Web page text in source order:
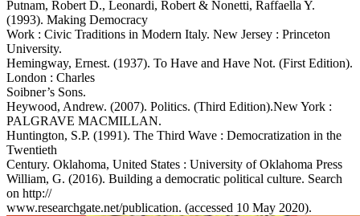
Putnam, Robert D., Leonardi, Robert & Nonetti, Raffaella Y.
(1993). Making Democracy
Work : Civic Traditions in Modern Italy. New Jersey : Princeton
University.
Hemingway, Ernest. (1937). To Have and Have Not. (First Edition).
London : Charles
Soibner’s Sons.
Heywood, Andrew. (2007). Politics. (Third Edition).New York :
PALGRAVE MACMILLAN.
Huntington, S.P. (1991). The Third Wave : Democratization in the
Twentieth
Century. Oklahoma, United States : University of Oklahoma Press
William, G. (2016). Building a democratic political culture. Search
on http://
www.researchgate.net/publication. (accessed 10 May 2020).